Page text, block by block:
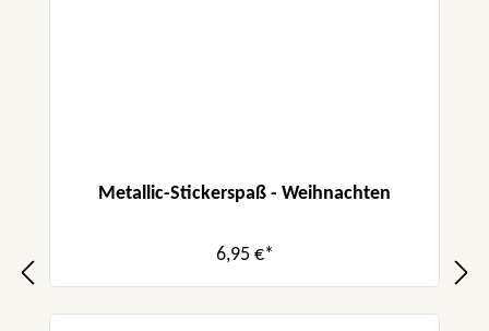
Metallic-Stickerspaß - Weihnachten
6,95 €*